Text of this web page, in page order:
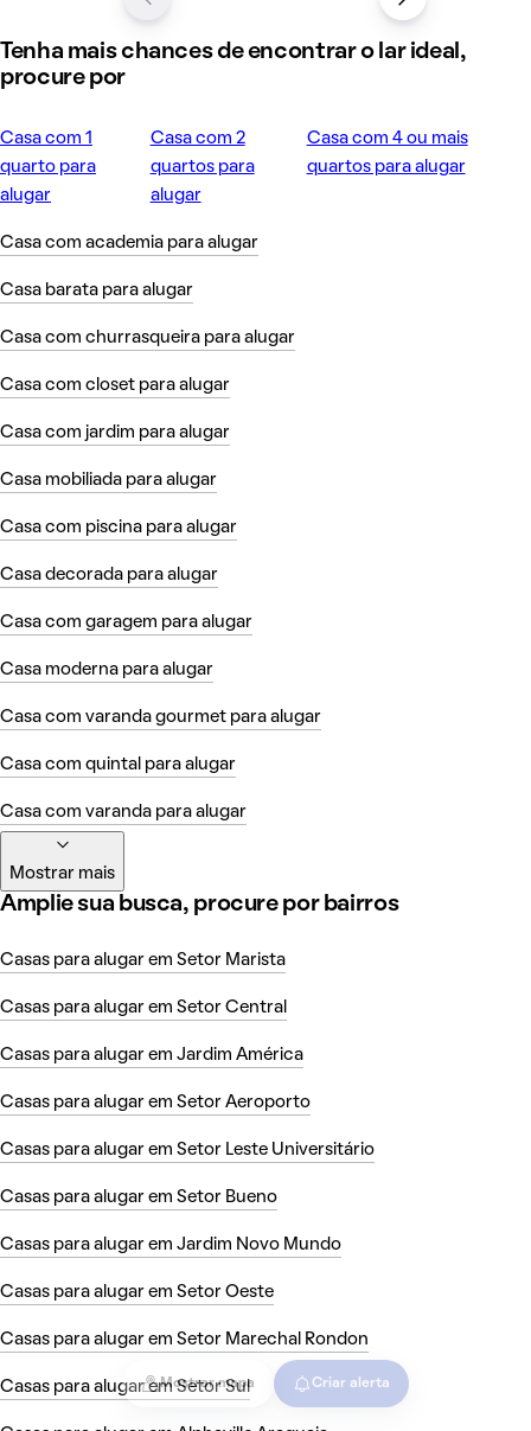
Mostrar mapa Criar alerta
Tenha mais chances de encontrar o lar ideal,
procure por
Casa com 1
quarto para
alugar
Casa com 2
quartos para
alugar
Casa com 4 ou mais
quartos para alugar
Casa com academia para alugar
Casa barata para alugar
Casa com churrasqueira para alugar
Casa com closet para alugar
Casa com jardim para alugar
Casa mobiliada para alugar
Casa com piscina para alugar
Casa decorada para alugar
Casa com garagem para alugar
Casa moderna para alugar
Casa com varanda gourmet para alugar
Casa com quintal para alugar
Casa com varanda para alugar
Mostrar mais
Amplie sua busca, procure por bairros
Casas para alugar em Setor Marista
Casas para alugar em Setor Central
Casas para alugar em Jardim América
Casas para alugar em Setor Aeroporto
Casas para alugar em Setor Leste Universitário
Casas para alugar em Setor Bueno
Casas para alugar em Jardim Novo Mundo
Casas para alugar em Setor Oeste
Casas para alugar em Setor Marechal Rondon
Casas para alugar em Setor Sul